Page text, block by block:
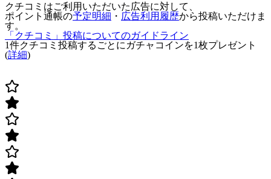
クチコミはご利用いただいた広告に対して、
ポイント通帳の予定明細 ・ 広告利用履歴から投稿いただけま
す。
「クチコミ」投稿についてのガイドライン
1件クチコミ投稿するごとに ガチャコインを1枚プレゼント
(詳細)